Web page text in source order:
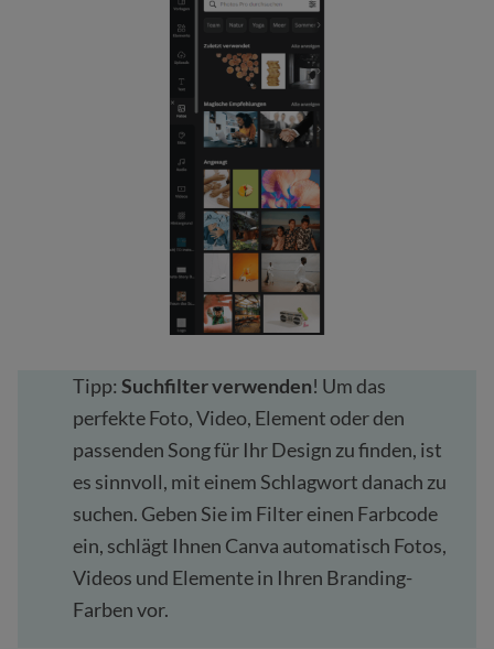
Tipp: Suchfilter verwenden! Um das
perfekte Foto, Video, Element oder den
passenden Song für Ihr Design zu finden, ist
es sinnvoll, mit einem Schlagwort danach zu
suchen. Geben Sie im Filter einen Farbcode
ein, schlägt Ihnen Canva automatisch Fotos,
Videos und Elemente in Ihren Branding-
Farben vor.